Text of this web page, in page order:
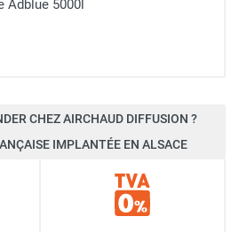
Adblue 5000l
CHEZ AIRCHAUD DIFFUSION ?
IMPLANTÉE EN ALSACE